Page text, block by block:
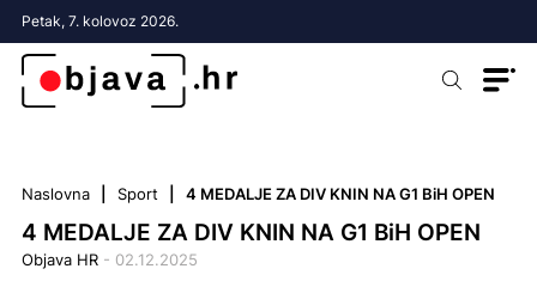
Petak, 7. kolovoz 2026.
Naslovna Sport 4 MEDALJE ZA DIV KNIN NA G1 BiH OPEN
4 MEDALJE ZA DIV KNIN NA G1 BiH OPEN
Objava HR - 02.12.2025